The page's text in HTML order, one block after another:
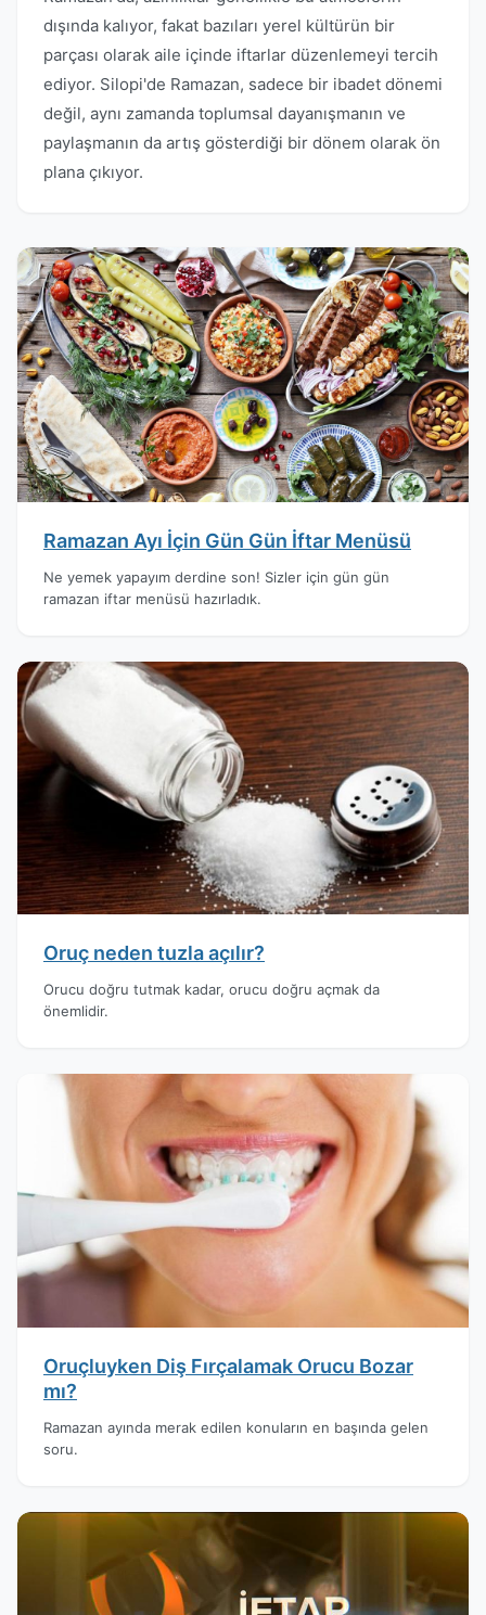
dışında kalıyor, fakat bazıları yerel kültürün bir
parçası olarak aile içinde iftarlar düzenlemeyi tercih
ediyor. Silopi'de Ramazan, sadece bir ibadet dönemi
değil, aynı zamanda toplumsal dayanışmanın ve
paylaşmanın da artış gösterdiği bir dönem olarak ön
plana çıkıyor.
Ramazan Ayı İçin Gün Gün İftar Menüsü
Ne yemek yapayım derdine son! Sizler için gün gün
ramazan iftar menüsü hazırladık.
Oruç neden tuzla açılır?
Orucu doğru tutmak kadar, orucu doğru açmak da
önemlidir.
Oruçluyken Diş Fırçalamak Orucu Bozar
mı?
Ramazan ayında merak edilen konuların en başında gelen
soru.